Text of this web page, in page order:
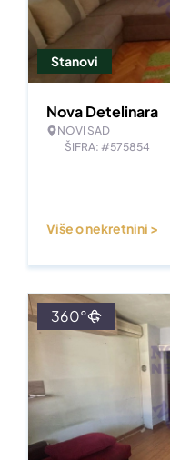
Stanovi
Nova Detelinara
NOVI SAD
ŠIFRA: #575854
Više o nekretnini >
360°